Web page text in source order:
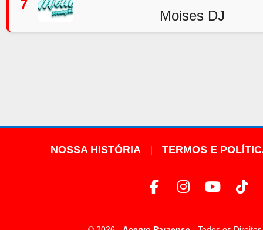
7
Moises DJ
NOSSA HISTÓRIA TERMOS E